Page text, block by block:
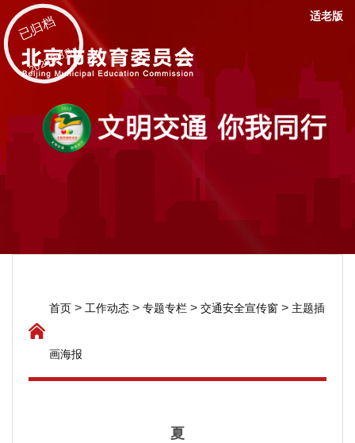
已归档
2025年8月
适老版
首页 > 工作动态 > 专题专栏 > 交通安全宣传窗 > 主题插
画海报
夏